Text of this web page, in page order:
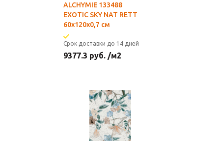
ALCHYMIE 133488
EXOTIC SKY NAT RETT
60x120x0,7 см
Срок доставки до 14 дней
9377.3 руб. /м2